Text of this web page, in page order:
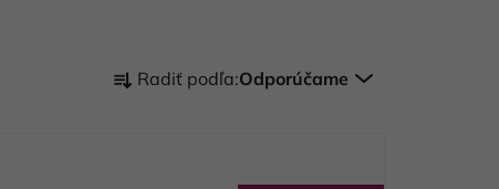
a Radiť podľa:Odporúčame